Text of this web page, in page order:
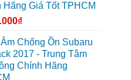
Hãng Giá Tốt TPHCM
₫
Chống Ồn Subaru
2017 - Trung Tâm
Chính Hãng